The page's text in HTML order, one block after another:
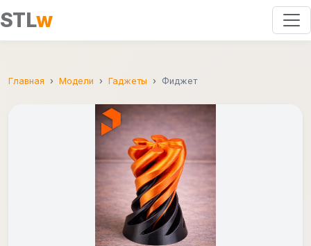
STLw
Главная Модели Гаджеты Фиджет